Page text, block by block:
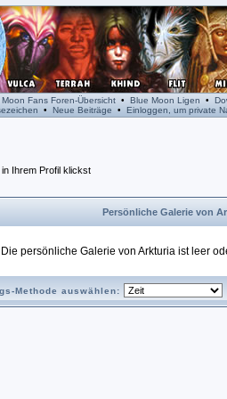
Fans Foren-Übersicht• Blue Moon Ligen •
• Neue Beiträge • Einloggen, um private
Ihrem Profil klickst
Persönliche Galerie von
Die persönliche Galerie von Arkturia ist leer
Methode auswählen: